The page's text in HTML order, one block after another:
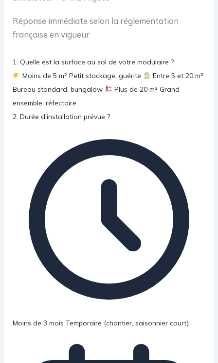
Réponse immédiate selon la réglementation
française en vigueur
1. Quelle est la surface au sol de votre modulaire ?
Moins de 5 m² Petit stockage, guérite
Entre 5 et 20 m²
Bureau standard, bungalow
Plus de 20 m² Grand
ensemble, réfectoire
2. Durée d’installation prévue ?
Moins de 3 mois Temporaire (chantier, saisonnier court)